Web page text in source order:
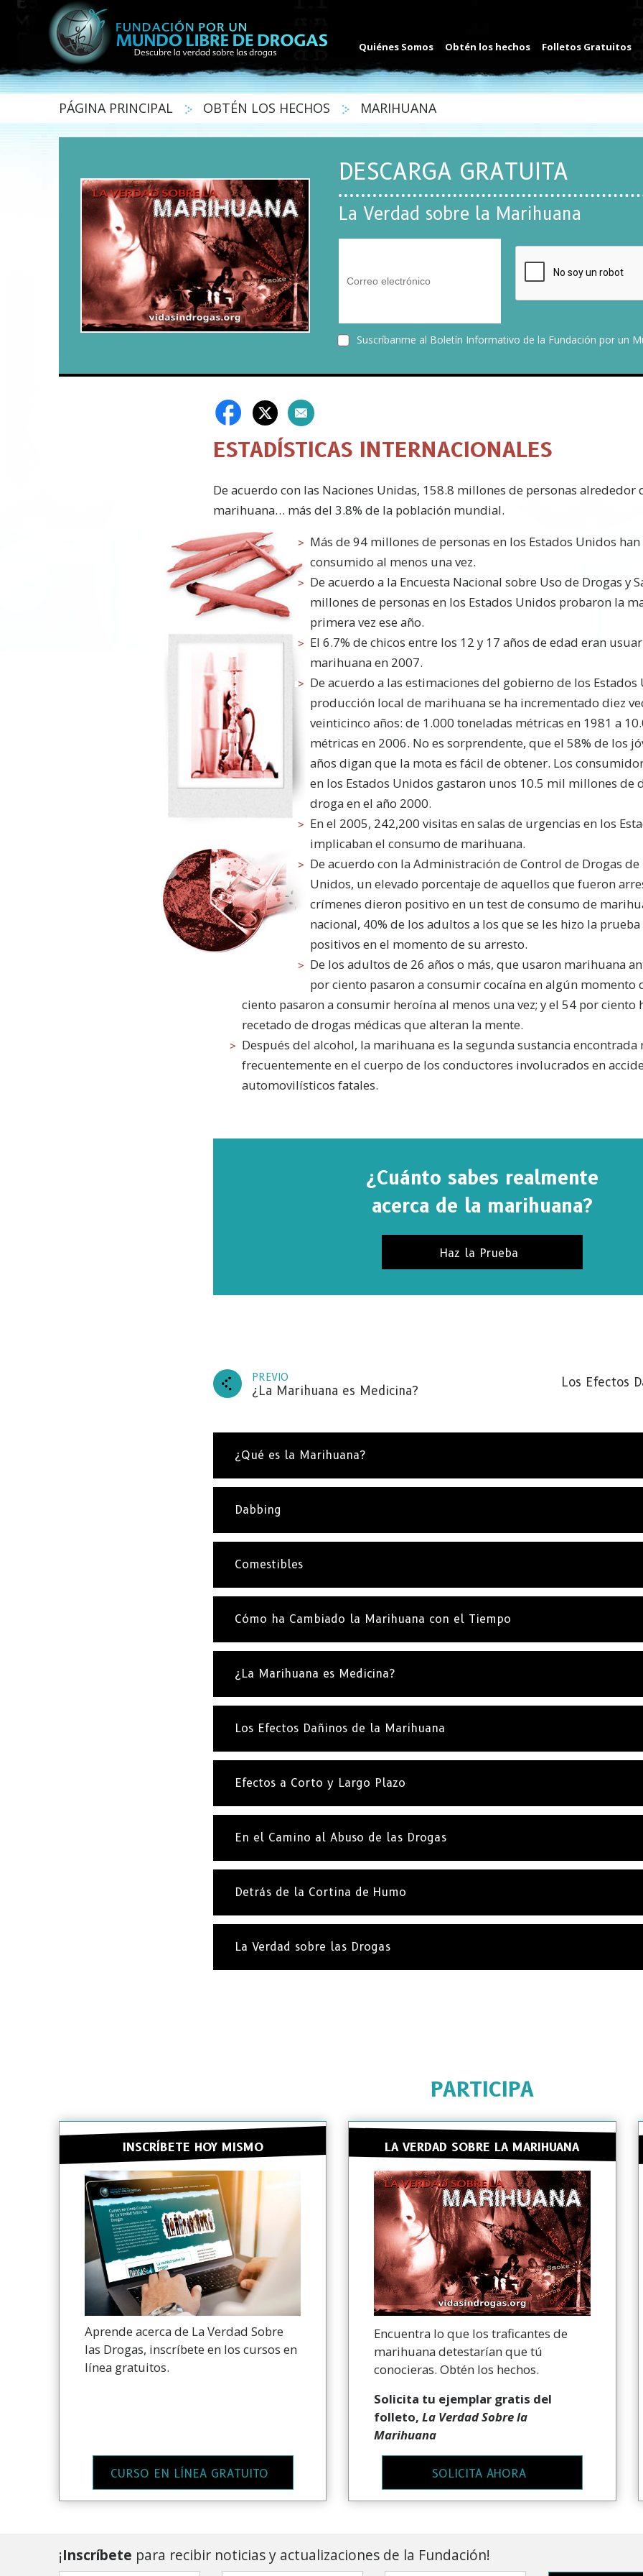
Quiénes Somos Obtén los hechos Folletos Gratuitos
PÁGINA PRINCIPAL OBTÉN LOS HECHOS MARIHUANA
DESCARGA GRATUITA
La Verdad sobre la Marihuana
Suscríbanme al Boletín Informativo de la Fundación por un
ESTADÍSTICAS INTERNACIONALES
De acuerdo con las Naciones Unidas, 158.8 millones de personas alrededor
marihuana… más del 3.8% de la población mundial.
Más de 94 millones de personas en los Estados Unidos
consumido al menos una vez.
De acuerdo a la Encuesta Nacional sobre Uso de Drogas y
millones de personas en los Estados Unidos probaron la
primera vez ese año.
El 6.7% de chicos entre los 12 y 17 años de edad eran
marihuana en 2007.
De acuerdo a las estimaciones del gobierno de los Estados
producción local de marihuana se ha incrementado diez
veinticinco años: de 1.000 toneladas métricas en 1981 a
métricas en 2006. No es sorprendente, que el 58% de los
años digan que la mota es fácil de obtener. Los
en los Estados Unidos gastaron unos 10.5 mil millones de
droga en el año 2000.
En el 2005, 242,200 visitas en salas de urgencias en los
implicaban el consumo de marihuana.
De acuerdo con la Administración de Control de Drogas de
Unidos, un elevado porcentaje de aquellos que fueron
crímenes dieron positivo en un test de consumo de
nacional, 40% de los adultos a los que se les hizo la
positivos en el momento de su arresto.
De los adultos de 26 años o más, que usaron marihuana
por ciento pasaron a consumir cocaína en algún momento
ciento pasaron a consumir heroína al menos una vez; y el 54 por ciento
recetado de drogas médicas que alteran la mente.
Después del alcohol, la marihuana es la segunda sustancia encontrada
frecuentemente en el cuerpo de los conductores involucrados en
automovilísticos fatales.
¿Cuánto sabes realmente
acerca de la marihuana?
Haz la Prueba
PREVIO
¿La Marihuana es Medicina?
Los Efectos
¿Qué es la Marihuana?
Dabbing
Comestibles
Cómo ha Cambiado la Marihuana con el Tiempo
¿La Marihuana es Medicina?
Los Efectos Dañinos de la Marihuana
Efectos a Corto y Largo Plazo
En el Camino al Abuso de las Drogas
Detrás de la Cortina de Humo
La Verdad sobre las Drogas
PARTICIPA
INSCRÍBETE HOY MISMO
Aprende acerca de La Verdad Sobre
las Drogas, inscríbete en los cursos en
línea gratuitos.
CURSO EN LÍNEA GRATUITO
LA VERDAD SOBRE LA MARIHUANA
Encuentra lo que los traficantes de
marihuana detestarían que tú
conocieras. Obtén los hechos.
Solicita tu ejemplar gratis del
folleto,La Verdad Sobre la
Marihuana
SOLICITA AHORA
SUSCRÍBETE PARA RECIBIR ACTUALIZACIONES Y
entrada.
¡Inscríbete para recibir noticias y actualizaciones de la Fundación!